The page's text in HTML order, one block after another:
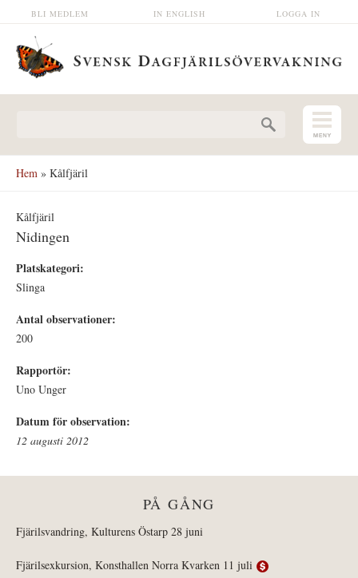
Hoppa till huvudinnehåll LOGGA IN
IN ENGLISH
BLI MEDLEM
Hem » Kålfjäril
Kålfjäril
Nidingen
Platskategori:
Slinga
Antal observationer:
200
Rapportör:
Uno Unger
Datum för observation:
12 augusti 2012
PÅ GÅNG
Fjärilsvandring, Kulturens Östarp 28 juni
Fjärilsexkursion, Konsthallen Norra Kvarken 11 juli